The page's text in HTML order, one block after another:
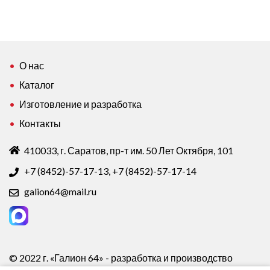
О нас
Каталог
Изготовление и разработка
Контакты
410033, г. Саратов, пр-т им. 50 Лет Октября, 101
+7 (8452)-57-17-13, +7 (8452)-57-17-14
galion64@mail.ru
© 2022 г. «Галион 64» - разработка и производство